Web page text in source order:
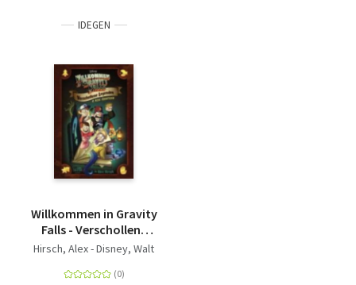
IDEGEN
Willkommen in Gravity
Falls - Verschollene
Legenden - 4 neue
Hirsch, Alex - Disney, Walt